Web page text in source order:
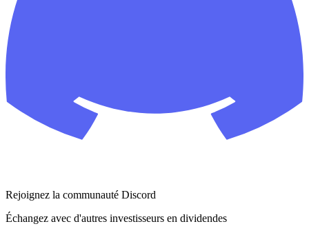
Rejoignez la communauté Discord
Échangez avec d'autres investisseurs en dividendes